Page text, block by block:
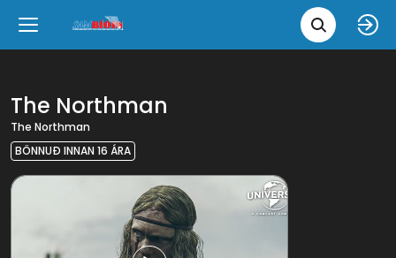
Leita
Back
Væntanlegt
Close
Nýjar myndir
Klassískar myndir
Ópera
Back
Tungumál
Close
íslenska
English
The Northman
The Northman
BÖNNUÐ INNAN 16 ÁRA